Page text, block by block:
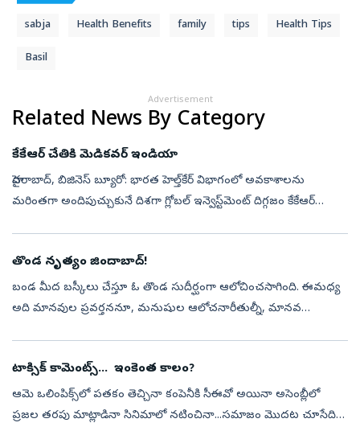
sabja Health Benefits family tips Health Tips
Basil
Advertisement
Related News By Category
కేకేఆర్‌ చేతికి మెడికవర్‌ ఇండియా
హైదరాబాద్, బిజినెస్‌ బ్యూరో: భారత హెల్త్‌కేర్‌ విభాగంలో అవకాశాలను
మరింతగా అందిపుచ్చుకునే దిశగా గ్లోబల్‌ ఇన్వెస్ట్‌మెంట్‌ దిగ్గజం కేకేఆర్‌
తొండ నృత్యం జిందాబాద్‌!
బండ మీద బస్కీలు చేస్తూ ఓ తొండ సుదీర్ఘంగా ఆలోచించసాగింది. ఈమధ్య
అది మానవుల ప్రవర్తననూ, మనుషుల ఆలోచనారీతుల్నీ, మానవ
టాక్సిక్‌ కామెంట్స్‌... ఇంకెంత కాలం?
ఆమె ఒలింపిక్స్‌లో పతకం తెచ్చినా కంపెనీకి సీఈవో అయినా అసెంబ్లీలో
ప్రజల తరపు మాట్లాడినా సినిమాలో నటించినా...సమాజం మొదట చూసేది